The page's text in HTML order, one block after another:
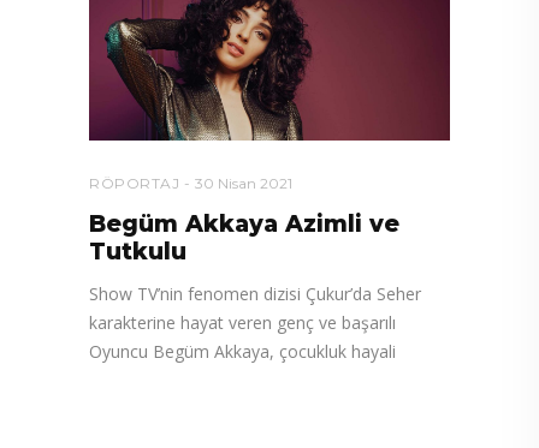
RÖPORTAJ 30 Nisan 2021
Begüm Akkaya Azimli ve
Tutkulu
Show TV’nin fenomen dizisi Çukur’da Seher
karakterine hayat veren genç ve başarılı
Oyuncu Begüm Akkaya, çocukluk hayali